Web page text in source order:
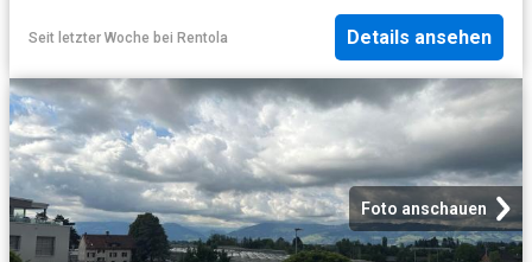
Seit letzter Woche bei Rentola Details ansehen
Foto anschauen